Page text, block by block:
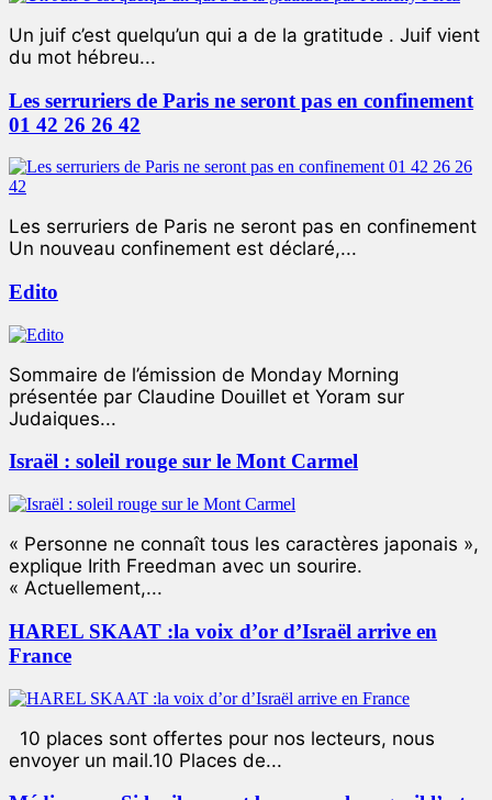
Un juif c’est quelqu’un qui a de la gratitude . Juif vient
du mot hébreu...
Les serruriers de Paris ne seront pas en confinement
01 42 26 26 42
Les serruriers de Paris ne seront pas en confinement
Un nouveau confinement est déclaré,...
Edito
Sommaire de l’émission de Monday Morning
présentée par Claudine Douillet et Yoram sur
Judaiques...
Israël : soleil rouge sur le Mont Carmel
« Personne ne connaît tous les caractères japonais »,
explique Irith Freedman avec un sourire.
« Actuellement,...
HAREL SKAAT :la voix d’or d’Israël arrive en
France
10 places sont offertes pour nos lecteurs, nous
envoyer un mail.10 Places de...